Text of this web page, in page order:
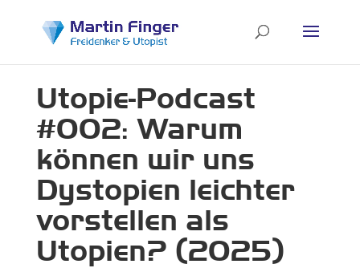
Utopie-Podcast
#002: Warum
können wir uns
Dystopien leichter
vorstellen als
Utopien? (2025)